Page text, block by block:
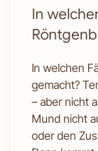
In
In welchen
gemacht?
– aber nicht
Mund nicht
oder den